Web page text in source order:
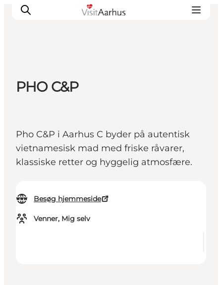
Oplevelser
Transport
PHO C&P
Pho C&P i Aarhus C byder på autentisk
vietnamesisk mad med friske råvarer,
klassiske retter og hyggelig atmosfære.
Besøg hjemmeside
Venner, Mig selv